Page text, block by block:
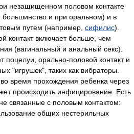
незащищенном половом контакте
и при оральном) и в
путем (например, сифилис).
контакт включает больше, чем
(вагинальный и анальный секс).
поцелуи, орально-половой контакт и
"игрушек", таких как вибраторы.
время прохождения ребенка через
происходить инфицирование. Есть
связанные с половым контактом:
общих нестерильных